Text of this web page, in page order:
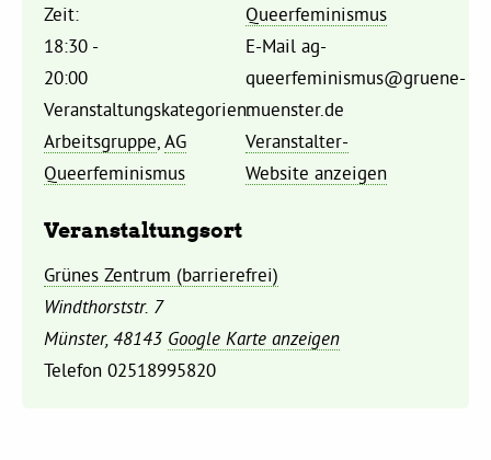
Sylvia Rietenberg, MdB
Dorothea Deppermann, MdL
Josefine Paul, MdL
Robin Korte, MdL
Zeit:
18:30 -
20:00
Veranstaltungskategorien:
Arbeitsgruppe ,AG
Queerfeminismus
Veranstaltungsort
Grünes Zentrum (barrierefrei)
Windthorststr. 7
Münster, 48143 Google Karte anzeigen
Telefon 02518995820
Queerfeminismus
E-Mail ag-
queerfeminismus@gruene-
muenster.de
Veranstalter-
Website anzeigen